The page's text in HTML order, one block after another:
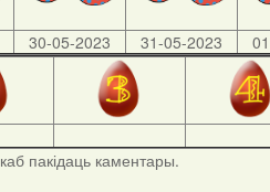
30-05-2023 31-05-2023
каб пакідаць каментары.